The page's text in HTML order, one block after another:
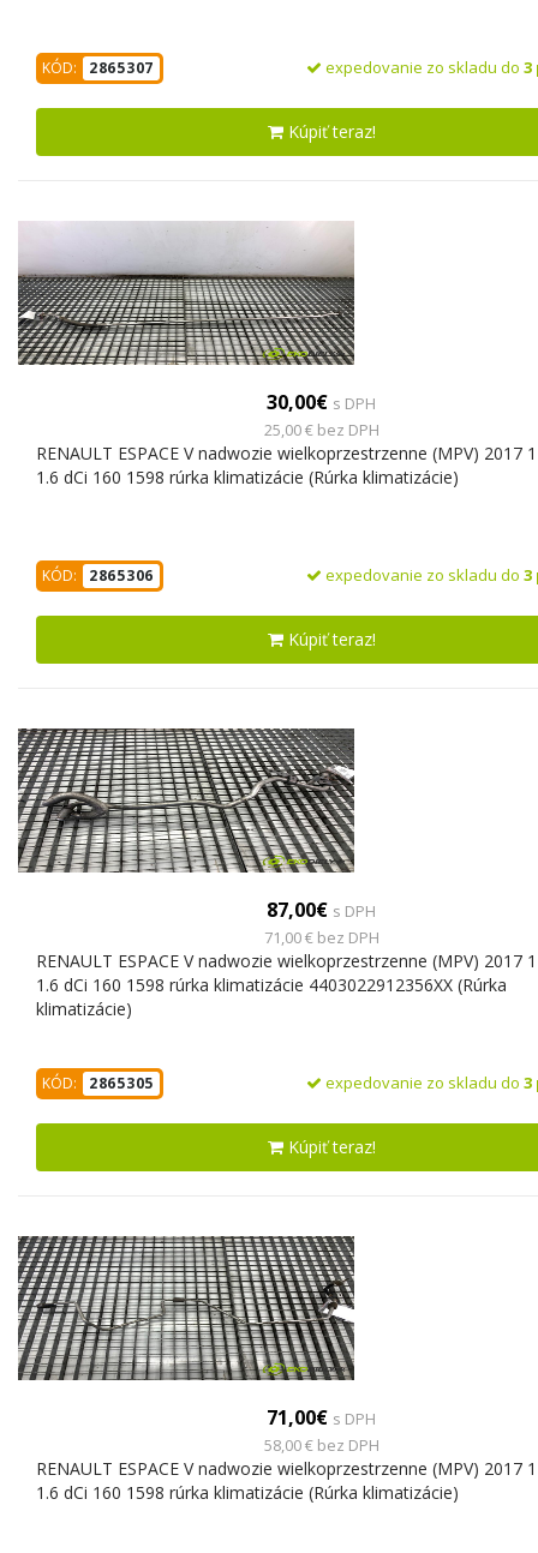
KÓD: 2865307 expedovanie zo skladu do 3
Kúpiť teraz!
30,00€ s DPH
25,00 € bez DPH
RENAULT ESPACE V nadwozie wielkoprzestrzenne (MPV) 2017
1.6 dCi 160 1598 rúrka klimatizácie (Rúrka klimatizácie)
KÓD: 2865306 expedovanie zo skladu do 3
Kúpiť teraz!
87,00€ s DPH
71,00 € bez DPH
RENAULT ESPACE V nadwozie wielkoprzestrzenne (MPV) 2017
1.6 dCi 160 1598 rúrka klimatizácie 4403022912356XX (Rúrka
klimatizácie)
KÓD: 2865305 expedovanie zo skladu do 3
Kúpiť teraz!
71,00€ s DPH
58,00 € bez DPH
RENAULT ESPACE V nadwozie wielkoprzestrzenne (MPV) 2017
1.6 dCi 160 1598 rúrka klimatizácie (Rúrka klimatizácie)